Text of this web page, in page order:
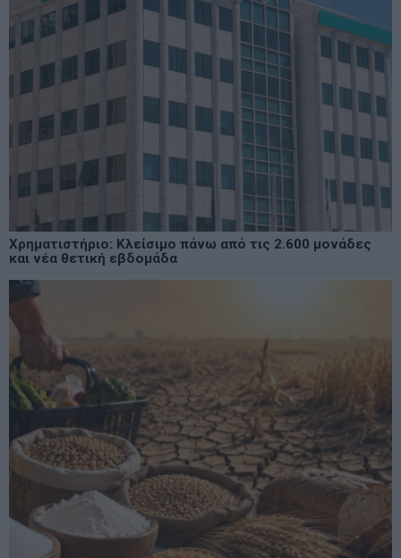
Χρηματιστήριο: Κλείσιμο πάνω από τις 2.600 μονάδες
και νέα θετική εβδομάδα